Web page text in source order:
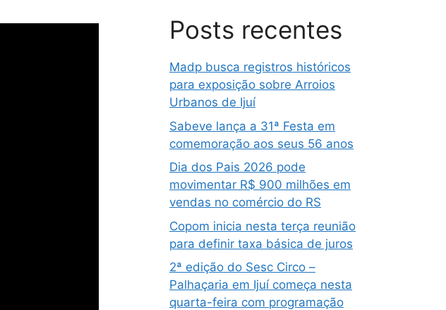
Posts recentes
Madp busca registros históricos
para exposição sobre Arroios
Urbanos de Ijuí
Sabeve lança a 31ª Festa em
comemoração aos seus 56 anos
Dia dos Pais 2026 pode
movimentar R$ 900 milhões em
vendas no comércio do RS
Copom inicia nesta terça reunião
para definir taxa básica de juros
2ª edição do Sesc Circo –
Palhaçaria em Ijuí começa nesta
quarta-feira com programação